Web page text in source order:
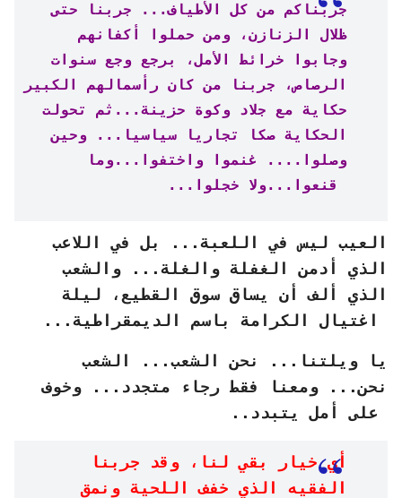
جربناكم من كل الأطياف... جربنا حتى
ظلال الزنازن، ومن حملوا أكفانهم
وجابوا خرائط الأمل، برجع وجع سنوات
الرصاص، جربنا من كان رأسمالهم الكبير
حكاية مع جلاد وكوة حزينة...ثم تحولت
الحكاية صكا تجاريا سياسيا... وحين
وصلوا.... غنموا واختفوا...وما
قنعوا...ولا خجلوا...
العيب ليس في اللعبة... بل في اللاعب
الذي أدمن الغفلة والغلة... والشعب
الذي ألف أن يساق سوق القطيع، ليلة
اغتيال الكرامة باسم الديمقراطية...
يا ويلتنا... نحن الشعب... الشعب
نحن... ومعنا فقط رجاء متجدد... وخوف
على أمل يتبدد..
أي خيار بقي لنا، وقد جربنا
الفقيه الذي خفف اللحية ونمق